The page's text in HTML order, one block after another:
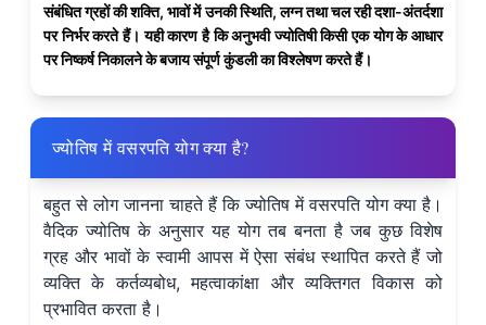
संबंधित ग्रहों की शक्ति, भावों में उनकी स्थिति, लग्न तथा चल रही दशा-अंतर्दशा
पर निर्भर करते हैं। यही कारण है कि अनुभवी ज्योतिषी किसी एक योग के आधार
पर निष्कर्ष निकालने के बजाय संपूर्ण कुंडली का विश्लेषण करते हैं।
ज्योतिष में वसरपति योग क्या है?
बहुत से लोग जानना चाहते हैं कि ज्योतिष में वसरपति योग क्या है।
वैदिक ज्योतिष के अनुसार यह योग तब बनता है जब कुछ विशेष
ग्रह और भावों के स्वामी आपस में ऐसा संबंध स्थापित करते हैं जो
व्यक्ति के कर्तव्यबोध, महत्वाकांक्षा और व्यक्तिगत विकास को
प्रभावित करता है।